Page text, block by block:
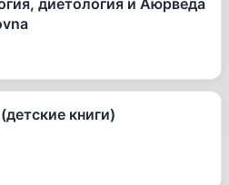
диетология и Аюрведа
книги)